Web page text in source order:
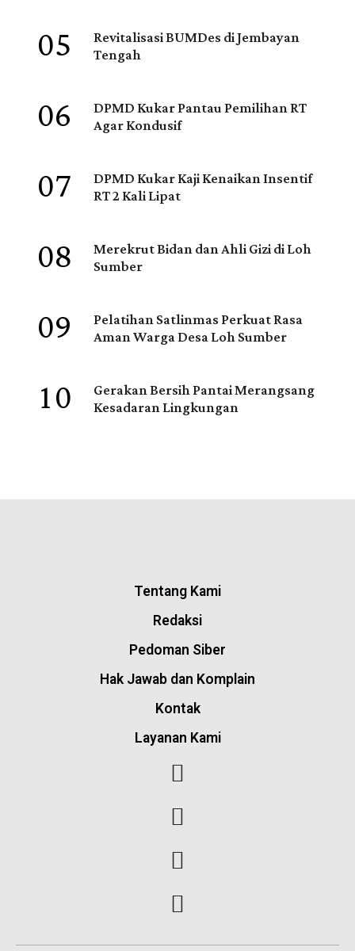
05 Revitalisasi BUMDes di Jembayan
Tengah
06 DPMD Kukar Pantau Pemilihan RT
Agar Kondusif
07 DPMD Kukar Kaji Kenaikan Insentif
RT 2 Kali Lipat
08 Merekrut Bidan dan Ahli Gizi di Loh
Sumber
09 Pelatihan Satlinmas Perkuat Rasa
Aman Warga Desa Loh Sumber
10 Gerakan Bersih Pantai Merangsang
Kesadaran Lingkungan
Tentang Kami
Redaksi
Pedoman Siber
Hak Jawab dan Komplain
Kontak
Layanan Kami